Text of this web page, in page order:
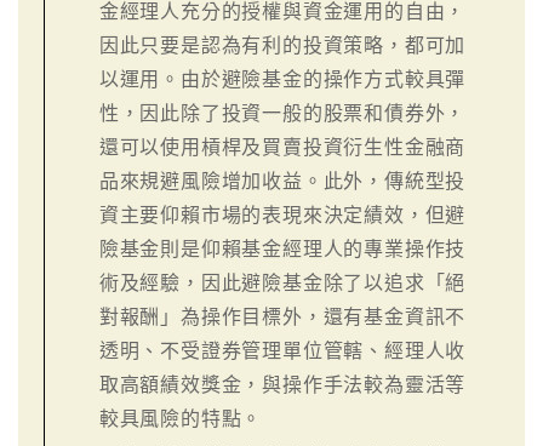
金經理人充分的授權與資金運用的自由，
因此只要是認為有利的投資策略，都可加
以運用。由於避險基金的操作方式較具彈
性，因此除了投資一般的股票和債券外，
還可以使用槓桿及買賣投資衍生性金融商
品來規避風險增加收益。此外，傳統型投
資主要仰賴市場的表現來決定績效，但避
險基金則是仰賴基金經理人的專業操作技
術及經驗，因此避險基金除了以追求「絕
對報酬」為操作目標外，還有基金資訊不
透明、不受證券管理單位管轄、經理人收
取高額績效獎金，與操作手法較為靈活等
較具風險的特點。